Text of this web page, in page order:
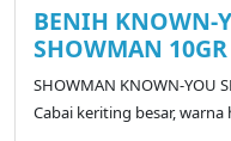
BENIH KNOWN-
SHOWMAN 10GR
SHOWMAN KNOWN-YOU
Cabai keriting besar,